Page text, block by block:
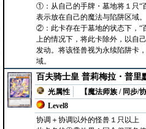
①：从自己的手牌・墓地将１只“
表示放在自己的魔法与陷阱区域。
②：此卡存在于墓地的状态下，“
上的情况下，将此卡除外，以自
发动。将该怪兽视为永续陷阱卡
域。
百夫骑士皇 普莉梅拉・普里
光属性
【魔法师族 / 同步/
Level8
协调＋协调以外的怪兽１只以上